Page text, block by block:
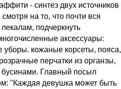
- синтез двух источников
на то, что почти вся
подчеркнуть
аксессуары:
уборы. кожаные корсеты, пояса,
перчатки из органзы,
Главный посыл
"Каждая девушка может быть